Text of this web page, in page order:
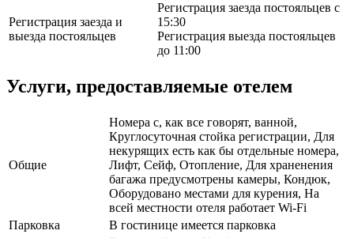
Регистрация заезда и
выезда постояльцев
Регистрация заезда постояльцев с
15:30
Регистрация выезда постояльцев
до 11:00
Услуги, предоставляемые отелем
Общие
Номера с, как все говорят, ванной,
Круглосуточная стойка регистрации, Для
некурящих есть как бы отдельные номера,
Лифт, Сейф, Отопление, Для храненения
багажа предусмотрены камеры, Кондюк,
Оборудовано местами для курения, На
всей местности отеля работает Wi-Fi
Парковка
В гостинице имеется парковка